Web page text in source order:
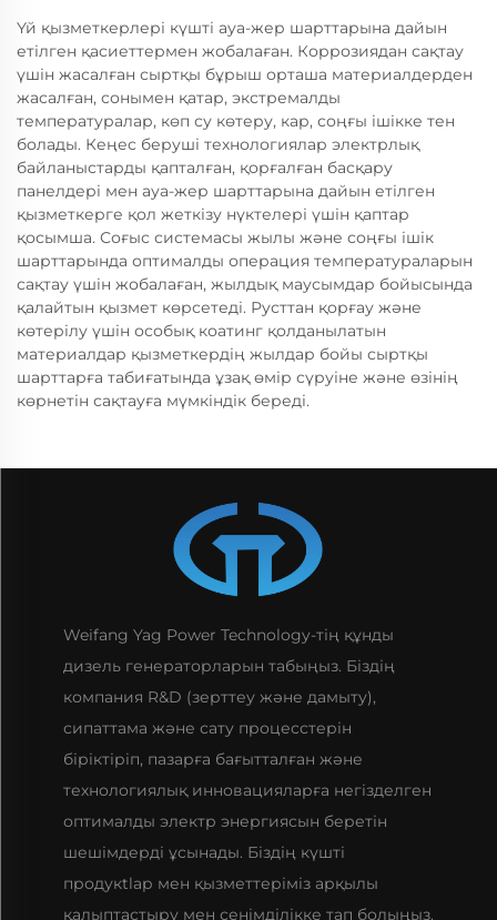
Үй қызметкерлері күшті ауа-жер шарттарына дайын
етілген қасиеттермен жобалаған. Коррозиядан сақтау
үшін жасалған сыртқы бұрыш орташа материалдерден
жасалған, сонымен қатар, экстремалды
температуралар, көп су көтеру, кар, соңғы ішікке тен
болады. Кеңес беруші технологиялар электрлық
байланыстарды қапталған, қорғалған басқару
панелдері мен ауа-жер шарттарына дайын етілген
қызметкерге қол жеткізу нүктелері үшін қаптар
қосымша. Соғыс системасы жылы және соңғы ішік
шарттарында оптималды операция температураларын
сақтау үшін жобалаған, жылдық маусымдар бойысында
қалайтын қызмет көрсетеді. Русттан қорғау және
көтерілу үшін особық коатинг қолданылатын
материалдар қызметкердің жылдар бойы сыртқы
шарттарға табиғатында ұзақ өмір сүруіне және өзінің
көрнетін сақтауға мүмкіндік береді.
Weifang Yag Power Technology-тің құнды
дизель генераторларын табыңыз. Біздің
компания R&D (зерттеу және дамыту),
сипаттама және сату процесстерін
біріктіріп, пазарға бағытталған және
технологиялық инновацияларға негізделген
оптималды электр энергиясын беретін
шешімдерді ұсынады. Біздің күшті
продукtlар мен қызметтеріміз арқылы
қалыптастыру мен сенімділікке тап болыңыз.